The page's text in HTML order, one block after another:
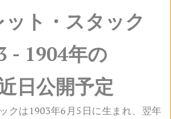
ト・スタック
- 1904年の
日公開予定
クは1903年6月5日に生まれ、 翌年